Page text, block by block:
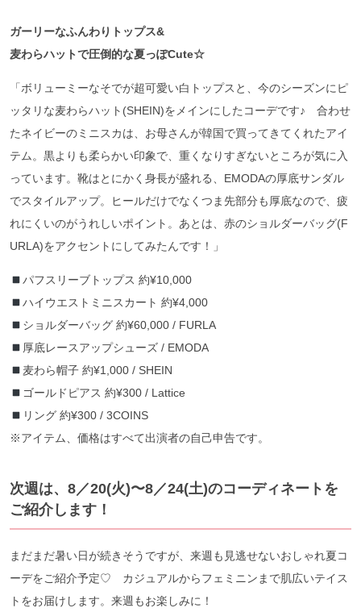
ガーリーなふんわりトップス&
麦わらハットで圧倒的な夏っぽCute☆
「ボリューミーなそでが超可愛い白トップスと、今のシーズンにピ
ッタリな麦わらハット(SHEIN)をメインにしたコーデです♪ 合わせ
たネイビーのミニスカは、お母さんが韓国で買ってきてくれたアイ
テム。黒よりも柔らかい印象で、重くなりすぎないところが気に入
っています。靴はとにかく身長が盛れる、EMODAの厚底サンダル
でスタイルアップ。ヒールだけでなくつま先部分も厚底なので、疲
れにくいのがうれしいポイント。あとは、赤のショルダーバッグ(F
URLA)をアクセントにしてみたんです！」
パフスリーブトップス 約¥10,000
ハイウエストミニスカート 約¥4,000
ショルダーバッグ 約¥60,000 / FURLA
厚底レースアップシューズ / EMODA
麦わら帽子 約¥1,000 / SHEIN
ゴールドピアス 約¥300 / Lattice
リング 約¥300 / 3COINS
※アイテム、価格はすべて出演者の自己申告です。
次週は、8／20(火)〜8／24(土)のコーディネートを
ご紹介します！
まだまだ暑い日が続きそうですが、来週も見逃せないおしゃれ夏コ
ーデをご紹介予定♡ カジュアルからフェミニンまで肌広いテイス
トをお届けします。来週もお楽しみに！